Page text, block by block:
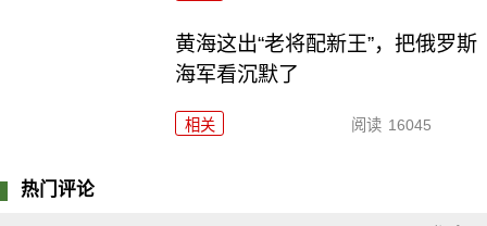
黄海这出“老将配新王”，把俄罗斯
海军看沉默了
相关 阅读 16045
热门评论